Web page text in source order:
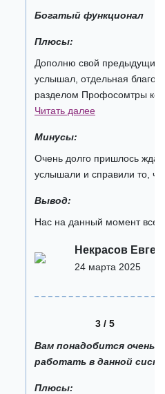
Богатый функционал
Плюсы:
Дополню свой предыдущий
услышал, отдельная
разделом Профосомтры
Читать далее
Минусы:
Очень долго пришлось
услышали и справили то,
Вывод:
Нас на данный момент все
Некрасов
24 марта 2025
3 / 5
Вам понадобится очень
работать в данной
Плюсы: